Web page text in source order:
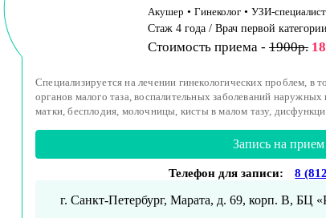
Акушер • Гинеколог • УЗИ-специалист
Стаж 4 года / Врач первой
Стоимость приема - 1900р.
Специализируется на лечении гинекологических проблем, в
органов малого таза, воспалительных заболеваний
матки, бесплодия, молочницы, кисты в малом тазу,
Запись на прием
Телефон для записи: 8
г. Санкт-Петербург, Марата, д. 69, корп. В, БЦ